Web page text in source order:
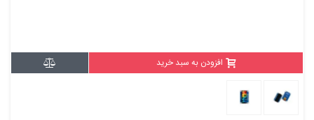
افزودن به سبد خرید